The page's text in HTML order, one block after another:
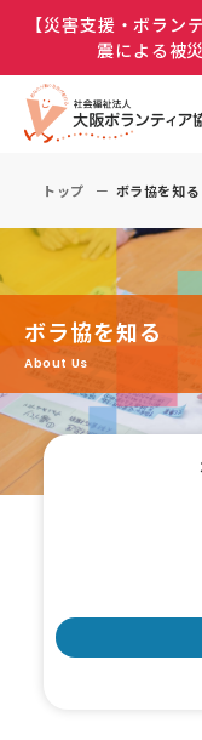
【災害支援・ボラン
震による被
トップ ボラ協を知る
ボラ協を知る
About Us